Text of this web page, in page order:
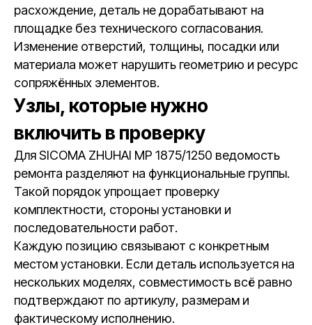
расхождение, деталь не дорабатывают на
площадке без технического согласования.
Изменение отверстий, толщины, посадки или
материала может нарушить геометрию и ресурс
сопряжённых элементов.
Узлы, которые нужно
включить в проверку
Для SICOMA ZHUHAI MP 1875/1250 ведомость
ремонта разделяют на функциональные группы.
Такой порядок упрощает проверку
комплектности, стороны установки и
последовательности работ.
Каждую позицию связывают с конкретным
местом установки. Если деталь используется на
нескольких моделях, совместимость всё равно
подтверждают по артикулу, размерам и
фактическому исполнению.